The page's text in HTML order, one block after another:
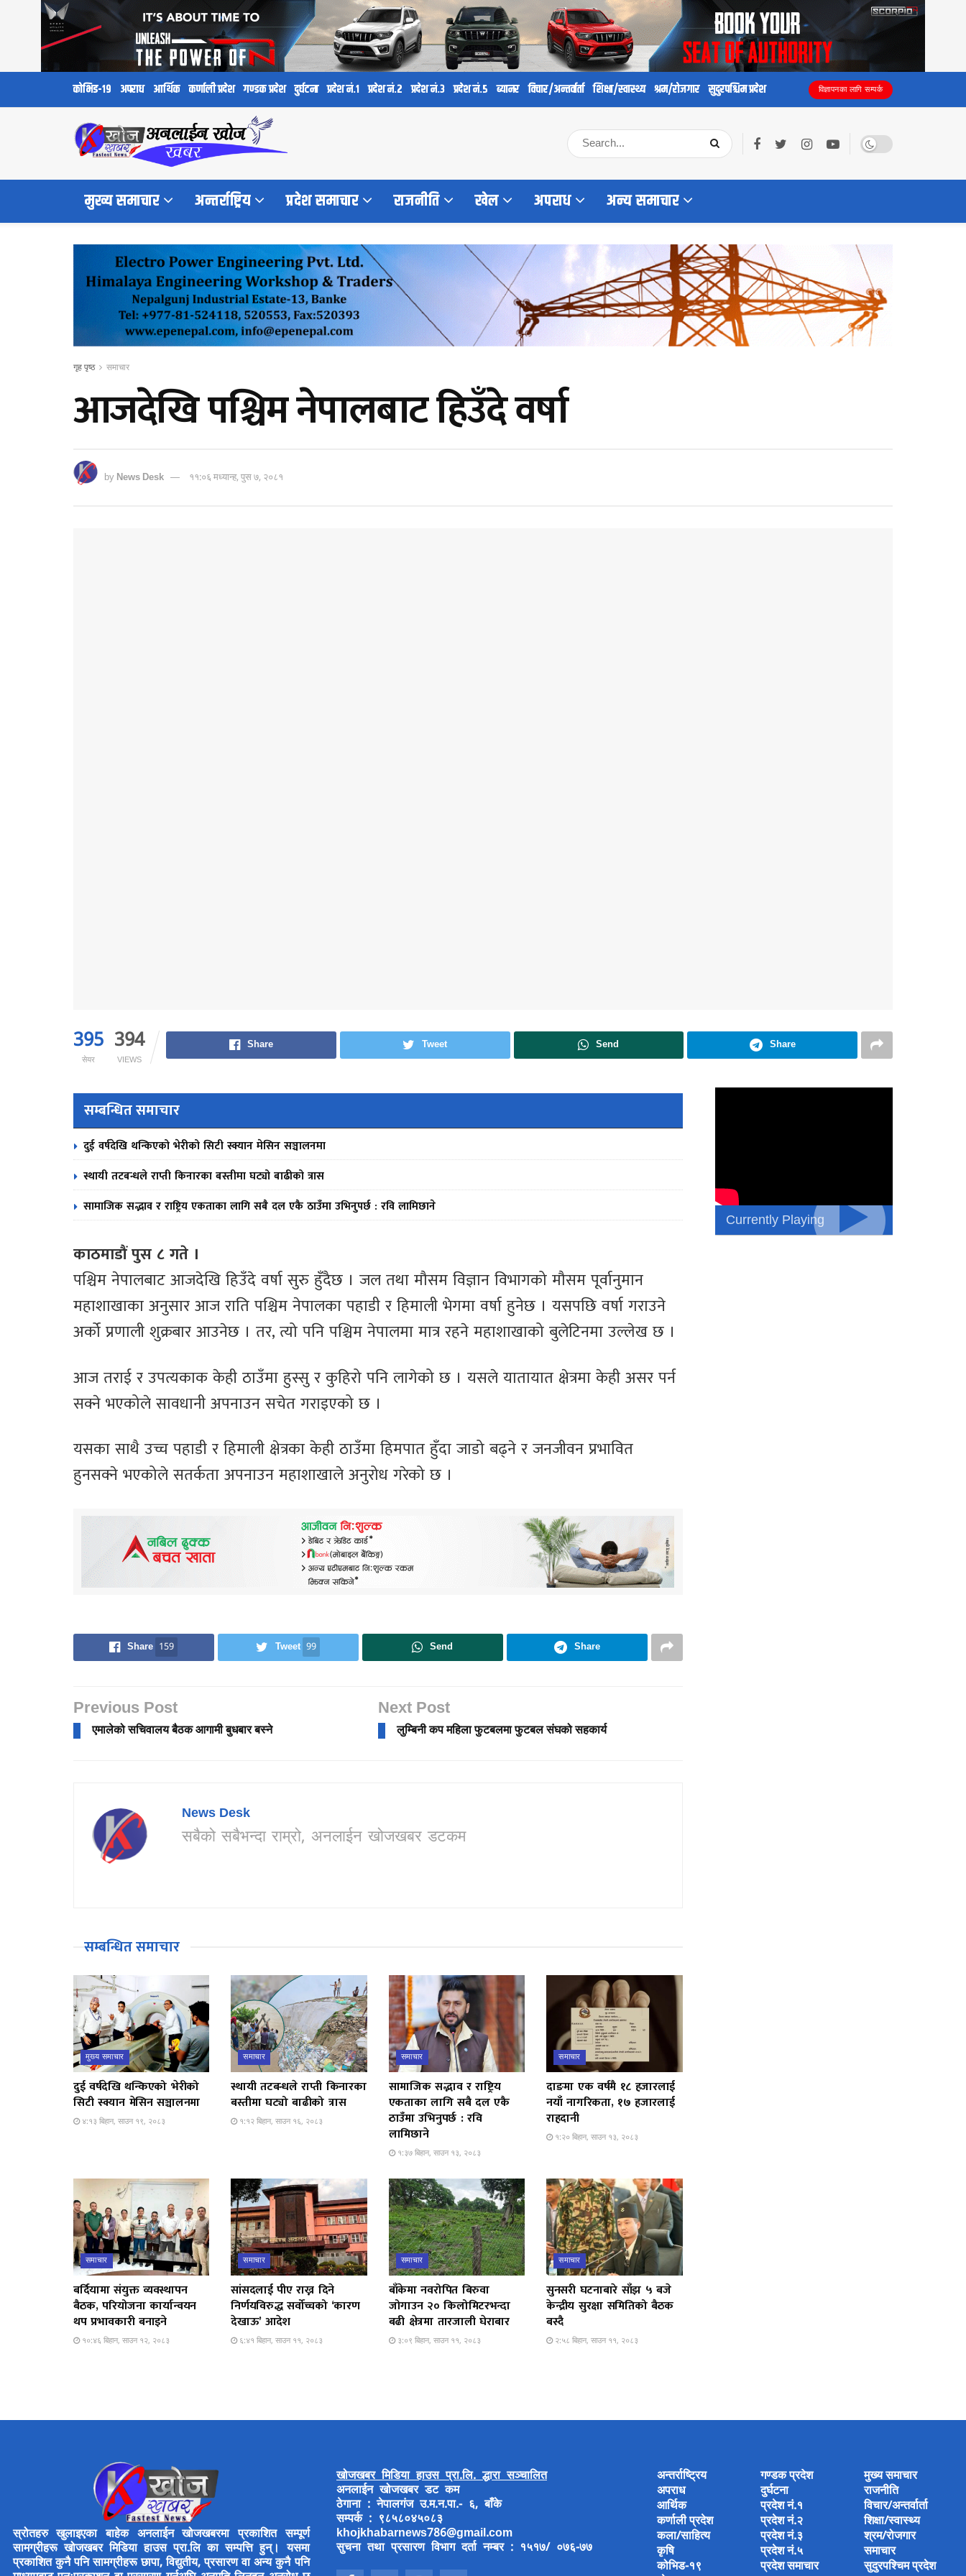
कोभिड-१९ अपराध आर्थिक कर्णाली प्रदेश गण्डक प्रदेश दुर्घटना प्रदेश नं.१ प्रदेश नं.२ प्रदेश नं.३ प्रदेश नं.५ ब्यानर विचार/अन्तर्वार्ता शिक्षा/स्वास्थ्य श्रम/रोजगार सुदुरपश्चिम प्रदेश विज्ञापनका लागि सम्पर्क
मुख्य समाचार अन्तर्राष्ट्रिय प्रदेश समाचार राजनीति खेल अपराध अन्य समाचार
गृह पृष्ठ समाचार
आजदेखि पश्चिम नेपालबाट हिउँदे वर्षा
byNews Desk ११:०६ मध्यान्ह, पुस ७, २०८१
395
सेयर
394
VIEWS
Share Tweet Send Share
सम्बन्धित समाचार
दुई वर्षदेखि थन्किएको भेरीको सिटी स्क्यान मेसिन सञ्चालनमा
स्थायी तटबन्धले राप्ती किनारका बस्तीमा घट्यो बाढीको त्रास
सामाजिक सद्भाव र राष्ट्रिय एकताका लागि सबै दल एकै ठाउँमा उभिनुपर्छ : रवि लामिछाने
काठमाडौं पुस ८ गते ।
पश्चिम नेपालबाट आजदेखि हिउँदे वर्षा सुरु हुँदैछ । जल तथा मौसम विज्ञान विभागको मौसम पूर्वानुमान
महाशाखाका अनुसार आज राति पश्चिम नेपालका पहाडी र हिमाली भेगमा वर्षा हुनेछ । यसपछि वर्षा गराउने
अर्को प्रणाली शुक्रबार आउनेछ । तर, त्यो पनि पश्चिम नेपालमा मात्र रहने महाशाखाको बुलेटिनमा उल्लेख छ ।
आज तराई र उपत्यकाक केही ठाउँमा हुस्सु र कुहिरो पनि लागेको छ । यसले यातायात क्षेत्रमा केही असर पर्न
सक्ने भएकोले सावधानी अपनाउन सचेत गराइएको छ ।
यसका साथै उच्च पहाडी र हिमाली क्षेत्रका केही ठाउँमा हिमपात हुँदा जाडो बढ्ने र जनजीवन प्रभावित
हुनसक्ने भएकोले सतर्कता अपनाउन महाशाखाले अनुरोध गरेको छ ।
Share 159 Tweet 99 Send Share
Previous Post
एमालेको सचिवालय बैठक आगामी बुधबार बस्ने
Next Post
लुम्बिनी कप महिला फुटबलमा फुटबल संघको सहकार्य
News Desk
सबैको सबैभन्दा राम्रो, अनलाईन खोजखबर डटकम
सम्बन्धित समाचार
मुख्य समाचार
दुई वर्षदेखि थन्किएको भेरीको
सिटी स्क्यान मेसिन सञ्चालनमा
४:१३ बिहान, साउन १९, २०८३
समाचार
स्थायी तटबन्धले राप्ती किनारका
बस्तीमा घट्यो बाढीको त्रास
१:१२ बिहान, साउन १६, २०८३
समाचार
सामाजिक सद्भाव र राष्ट्रिय
एकताका लागि सबै दल एकै
ठाउँमा उभिनुपर्छ : रवि
लामिछाने
१:३७ बिहान, साउन १३, २०८३
समाचार
दाङमा एक वर्षमै १८ हजारलाई
नयाँ नागरिकता, १७ हजारलाई
राहदानी
१:२० बिहान, साउन १३, २०८३
समाचार
बर्दियामा संयुक्त व्यवस्थापन
बैठक, परियोजना कार्यान्वयन
थप प्रभावकारी बनाइने
१०:४६ बिहान, साउन १२, २०८३
समाचार
सांसदलाई पीए राख्न दिने
निर्णयविरुद्ध सर्वोच्चको ‘कारण
देखाऊ’ आदेश
६:४१ बिहान, साउन ११, २०८३
समाचार
बाँकेमा नवरोपित बिरुवा
जोगाउन २० किलोमिटरभन्दा
बढी क्षेत्रमा तारजाली घेराबार
३:०९ बिहान, साउन ११, २०८३
समाचार
सुनसरी घटनाबारे साँझ ५ बजे
केन्द्रीय सुरक्षा समितिको बैठक
बस्दै
२:५८ बिहान, साउन ११, २०८३
Currently Playing
स्रोतहरु खुलाइएका बाहेक अनलाईन खोजखबरमा प्रकाशित सम्पूर्ण
सामग्रीहरू खोजखबर मिडिया हाउस प्रा.लि का सम्पत्ति हुन्। यसमा
प्रकाशित कुनै पनि सामग्रीहरू छापा, विद्युतीय, प्रसारण वा अन्य कुनै पनि
खोजखबर मिडिया हाउस प्रा.लि. द्धारा सञ्चालित
अनलाईन खोजखबर डट कम
ठेगाना : नेपालगंज उ.म.न.पा.- ६, बाँके
सम्पर्क : ९८५८०४५०८३
khojkhabarnews786@gmail.com
सुचना तथा प्रसारण विभाग दर्ता नम्बर : १५१७/ ०७६-७७
अन्तर्राष्ट्रिय
अपराध
आर्थिक
कर्णाली प्रदेश
कला/साहित्य
कृषि
कोभिड-१९
गण्डक प्रदेश
दुर्घटना
प्रदेश नं.१
प्रदेश नं.२
प्रदेश नं.३
प्रदेश नं.५
प्रदेश समाचार
मुख्य समाचार
राजनीति
विचार/अन्तर्वार्ता
शिक्षा/स्वास्थ्य
श्रम/रोजगार
समाचार
सुदुरपश्चिम प्रदेश